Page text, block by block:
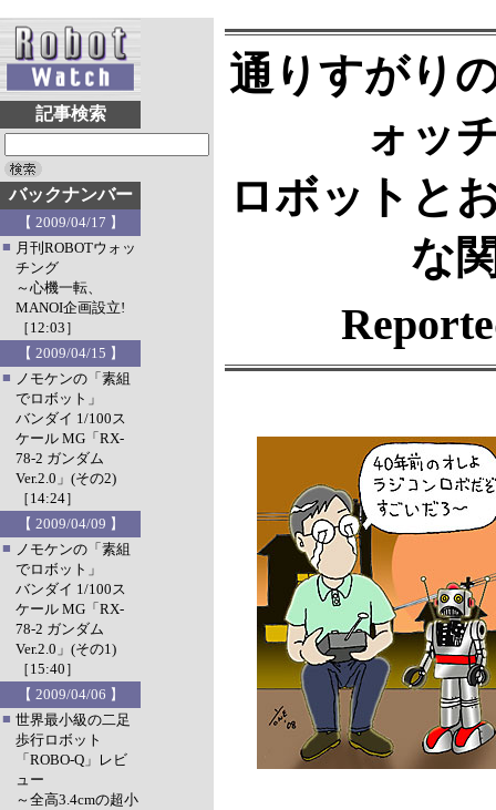
記事検索
バックナンバー
【 2009/04/17 】
■ 月刊ROBOTウォッ
チング
～心機一転、
MANOI企画設立!
［12:03］
【 2009/04/15 】
■ ノモケンの「素組
でロボット」
バンダイ 1/100ス
ケール MG「RX-
78-2 ガンダム
Ver.2.0」(その2)
［14:24］
【 2009/04/09 】
■ ノモケンの「素組
でロボット」
バンダイ 1/100ス
ケール MG「RX-
78-2 ガンダム
Ver.2.0」(その1)
［15:40］
【 2009/04/06 】
■ 世界最小級の二足
歩行ロボット
「ROBO-Q」レビ
ュー
～全高3.4cmの超小
通りすがり
ォッ
ロボットと
な